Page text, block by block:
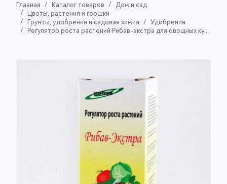
Главная Каталог товаров
Дом и сад
Цветы, растения и горшки
Грунты, удобрения и садовая химия
Удобрения
Регулятор роста растений Рибав-экстра для овощных культур 10 мл